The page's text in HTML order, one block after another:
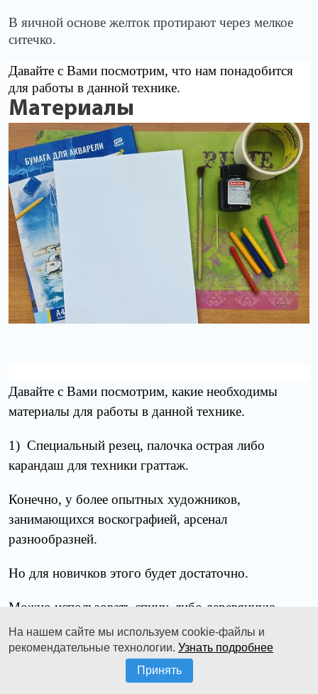
В яичной основе желток протирают через мелкое
ситечко.
Давайте с Вами посмотрим, что нам понадобится
для работы в данной технике.
Материалы
Давайте с Вами посмотрим, какие необходимы
материалы для работы в данной технике.
1) Специальный резец, палочка острая либо
карандаш для техники граттаж.
Конечно, у более опытных художников,
занимающихся воскографией, арсенал
разнообразней.
Но для новичков этого будет достаточно.
Можно использовать спицу, либо деревянную
палочку для маникюра, даже пустой стержень от
ручки подойдёт.
Главное, чтобы Вы могли им соскрести красочку
На нашем сайте мы используем cookie-файлы и
рекомендательные технологии. Узнать подробнее
Принять